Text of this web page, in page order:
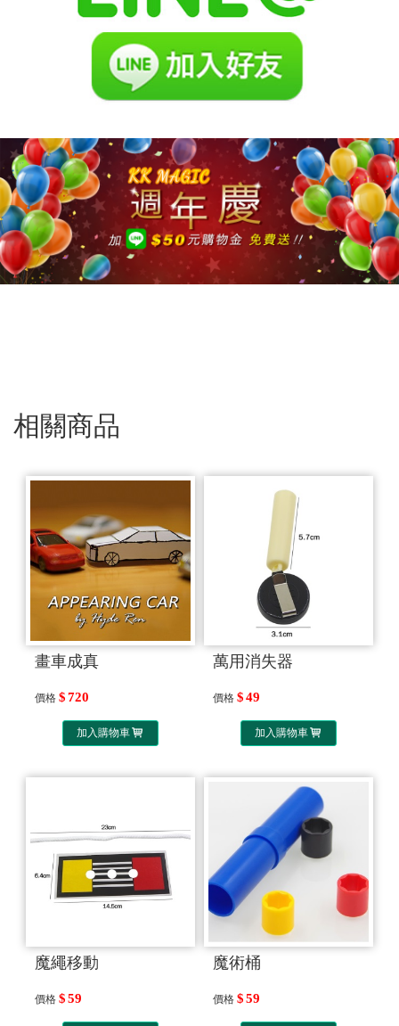
相關商品
畫車成真
價格 720
加入購物車
萬用消失器
價格 49
加入購物車
魔繩移動
價格 59
魔術桶
價格 59